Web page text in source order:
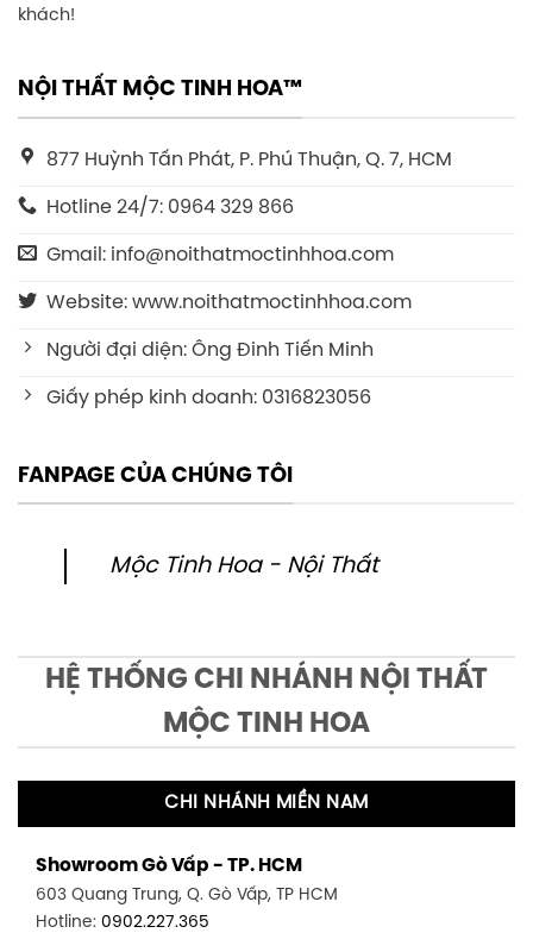
khách!
NỘI THẤT MỘC TINH HOA™
877 Huỳnh Tấn Phát, P. Phú Thuận, Q. 7, HCM
Hotline 24/7: 0964 329 866
Gmail: info@noithatmoctinhhoa.com
Website: www.noithatmoctinhhoa.com
Người đại diện: Ông Đinh Tiến Minh
Giấy phép kinh doanh: 0316823056
FANPAGE CỦA CHÚNG TÔI
Mộc Tinh Hoa - Nội Thất
HỆ THỐNG CHI NHÁNH NỘI THẤT
MỘC TINH HOA
CHI NHÁNH MIỀN NAM
Showroom Gò Vấp - TP. HCM
603 Quang Trung, Q. Gò Vấp, TP HCM
Hotline: 0902.227.365